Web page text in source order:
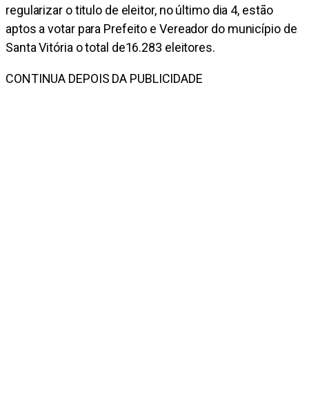
regularizar o titulo de eleitor, no último dia 4, estão
aptos a votar para Prefeito e Vereador do município de
Santa Vitória o total de16.283 eleitores.
CONTINUA DEPOIS DA PUBLICIDADE